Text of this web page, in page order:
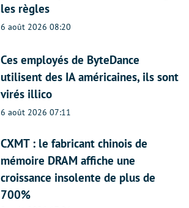
les règles
6 août 2026 08:20
Ces employés de ByteDance
utilisent des IA américaines, ils sont
virés illico
6 août 2026 07:11
CXMT : le fabricant chinois de
mémoire DRAM affiche une
croissance insolente de plus de
700%